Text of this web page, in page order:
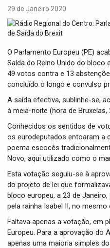
29 de Janeiro 2020
O Parlamento Europeu (PE)
Saída do Reino Unido do
49 votos contra e 13
concluído o longo e convulso
A saída efectiva, sublinhe-se,
à meia-noite (hora de Bruxelas,
Conhecidos os sentidos de
os eurodeputados entoaram a
poema escocês
Novo, aqui utilizado como o
Esta votação seguiu-se à
do projeto de lei que
bloco europeu, a 23 de Janeiro,
pela rainha Isabel II, no mesmo
Faltava apenas a votação, em
Europeu. Para a aprovação do
apenas uma maioria simples